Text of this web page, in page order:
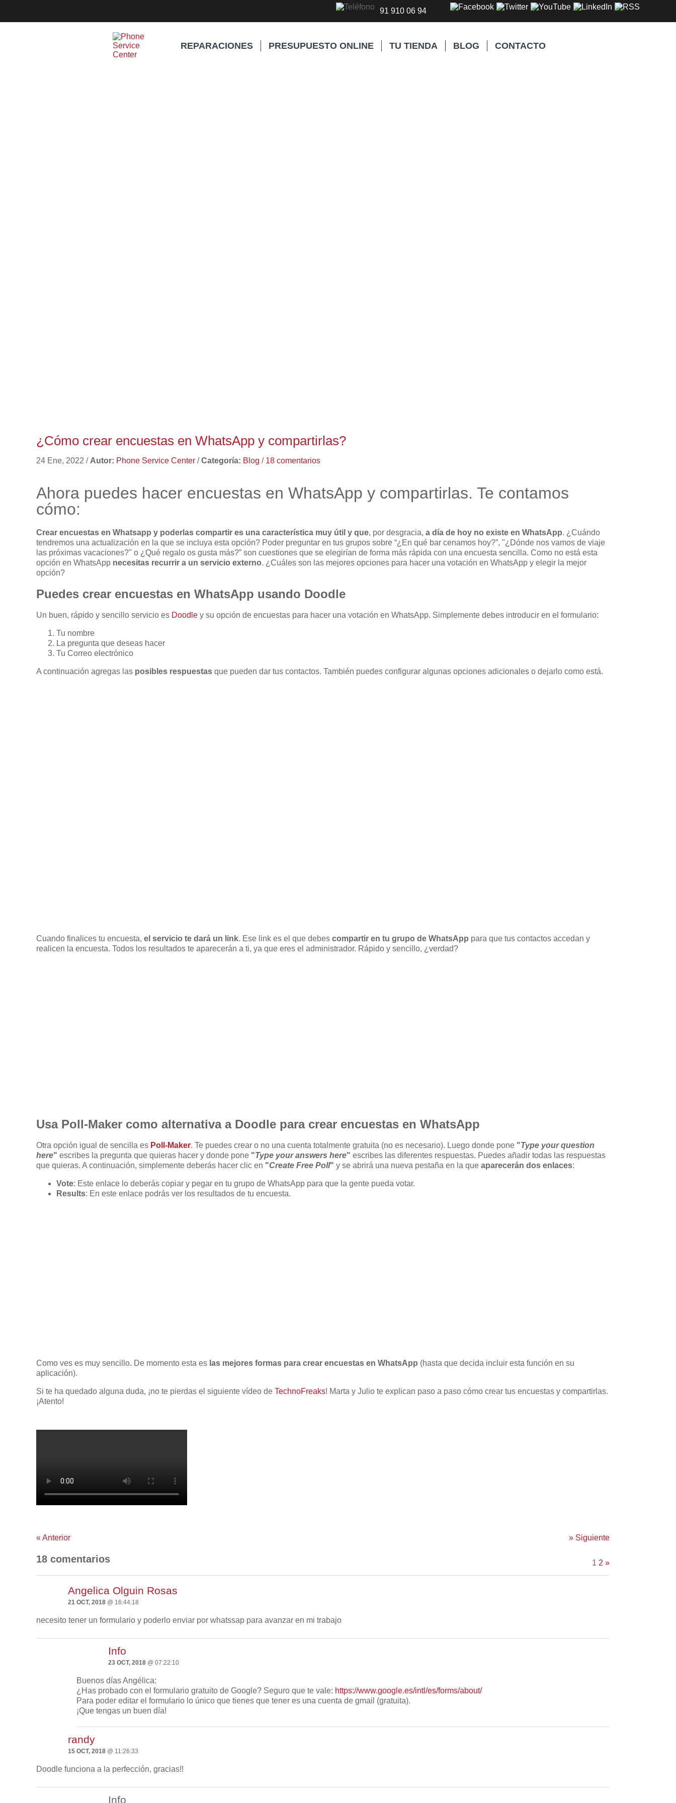
91 910 06 94
REPARACIONES PRESUPUESTO ONLINE TU TIENDA BLOG CONTACTO
¿Cómo crear encuestas en WhatsApp y compartirlas?
24 Ene, 2022 / Autor: Phone Service Center /Categoría: Blog / 18 comentarios
Ahora puedes hacer encuestas en WhatsApp y compartirlas. Te contamos
cómo:
Crear encuestas en Whatsapp y poderlas compartir es una característica muy útil y que, por desgracia, a día de hoy no existe en WhatsApp. ¿Cuándo
tendremos una actualización en la que se incluya esta opción? Poder preguntar en tus grupos sobre “¿En qué bar cenamos hoy?”, "¿Dónde nos vamos de viaje
las próximas vacaciones?" o ¿Qué regalo os gusta más?” son cuestiones que se elegirían de forma más rápida con una encuesta sencilla. Como no está esta
opción en WhatsApp necesitas recurrir a un servicio externo. ¿Cuáles son las mejores opciones para hacer una votación en WhatsApp y elegir la mejor
opción?
Puedes crear encuestas en WhatsApp usando Doodle
Un buen, rápido y sencillo servicio es Doodle y su opción de encuestas para hacer una votación en WhatsApp. Simplemente debes introducir en el formulario:
Tu nombre
La pregunta que deseas hacer
Tu Correo electrónico
A continuación agregas las posibles respuestas que pueden dar tus contactos. También puedes configurar algunas opciones adicionales o dejarlo como está.
Cuando finalices tu encuesta, el servicio te dará un link. Ese link es el que debes compartir en tu grupo de WhatsApp para que tus contactos accedan y
realicen la encuesta. Todos los resultados te aparecerán a ti, ya que eres el administrador. Rápido y sencillo, ¿verdad?
Usa Poll-Maker como alternativa a Doodle para crear encuestas en WhatsApp
Otra opción igual de sencilla es Poll-Maker. Te puedes crear o no una cuenta totalmente gratuita (no es necesario). Luego donde pone "Type your question
here" escribes la pregunta que quieras hacer y donde pone "Type your answers here" escribes las diferentes respuestas. Puedes añadir todas las respuestas
que quieras. A continuación, simplemente deberás hacer clic en "Create Free Poll" y se abrirá una nueva pestaña en la que aparecerán dos enlaces:
Vote: Este enlace lo deberás copiar y pegar en tu grupo de WhatsApp para que la gente pueda votar.
Results: En este enlace podrás ver los resultados de tu encuesta.
Como ves es muy sencillo. De momento esta es las mejores formas para crear encuestas en WhatsApp (hasta que decida incluir esta función en su
aplicación).
Si te ha quedado alguna duda, ¡no te pierdas el siguiente vídeo de TechnoFreaks! Marta y Julio te explican paso a paso cómo crear tus encuestas y compartirlas.
¡Atento!
« Anterior » Siguiente
18 comentarios 1 2 »
Angelica Olguin Rosas
21 OCT, 2018 @ 16:44:18
necesito tener un formulario y poderlo enviar por whatssap para avanzar en mi trabajo
Info
23 OCT, 2018@ 07:22:10
Buenos días Angélica:
¿Has probado con el formulario gratuito de Google? Seguro que te vale: https://www.google.es/intl/es/forms/about/
Para poder editar el formulario lo único que tienes que tener es una cuenta de gmail (gratuita).
¡Que tengas un buen día!
randy
15 OCT, 2018 @ 11:26:33
Doodle funciona a la perfección, gracias!!
Info